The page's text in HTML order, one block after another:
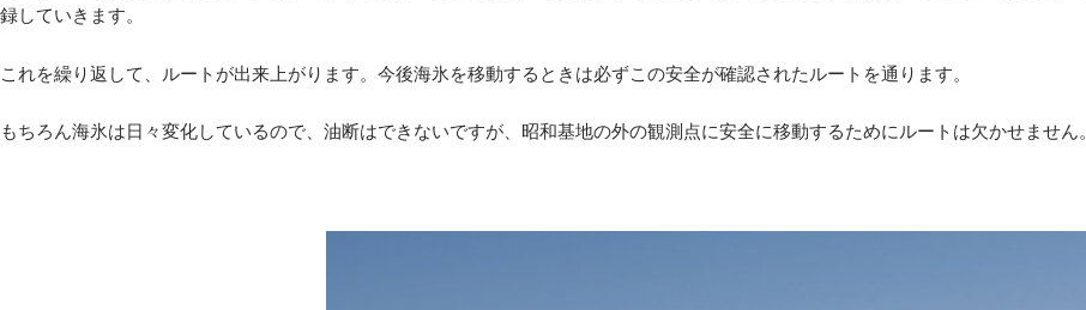
録していきます。
これを繰り返して、ルートが出来上がります。今後海氷を移動するときは必ずこの安全が確認されたルートを通ります。
もちろん海氷は日々変化しているので、油断はできないですが、昭和基地の外の観測点に安全に移動するためにルートは欠かせません。